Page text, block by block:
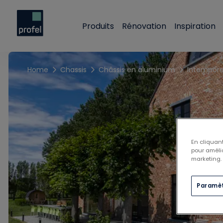
Produits Rénovation Inspiration
Home Chassis Châssis en aluminium
En
pour
marketing.